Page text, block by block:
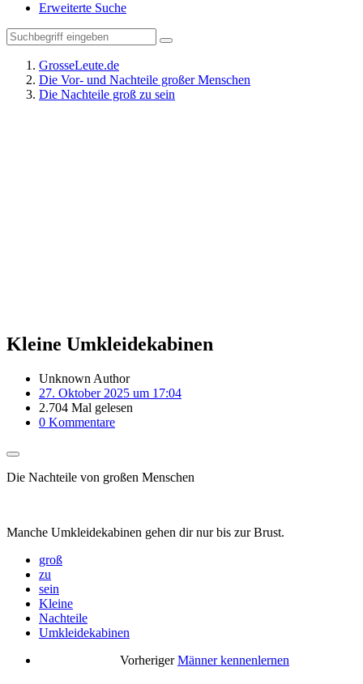
Erweiterte Suche
GrosseLeute.de
Die Vor- und Nachteile großer Menschen
Die Nachteile groß zu sein
Kleine Umkleidekabinen
Unknown Author
27. Oktober 2025 um 17:04
2.704 Mal gelesen
0 Kommentare
Die Nachteile von großen Menschen
Manche Umkleidekabinen gehen dir nur bis zur Brust.
groß
zu
sein
Kleine
Nachteile
Umkleidekabinen
Vorheriger Männer kennenlernen